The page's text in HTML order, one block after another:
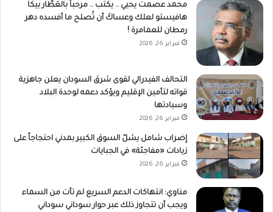
محمد عصمت يحيي .. يكتب .. مرحباً بالعَطّار بيكا
هافيستو لعلك وعساكَ أن تُصلح ما أفسده دهر
رمطان للعمامرة !
فبراير 26, 2026
التحالف الفيدرالي لقوى شرق السودان يعلن جاهزية
قواته لتأمين الإقليم ويؤكد دعمه لوحدة البلاد
وسيادتها
فبراير 26, 2026
إضراب شامل يشلّ السوق الكبير بمدني احتجاجاً على
زيادات «مفاجئة» في الجبايات
فبراير 26, 2026
مناوي: انتهاكات الدعم السريع لم تأت من السماء
ويجب أن تتجاوز ذلك عبر حوار سوداني سوداني